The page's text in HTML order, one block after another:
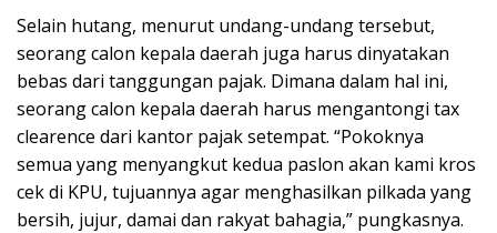
Selain hutang, menurut undang-undang tersebut,
seorang calon kepala daerah juga harus dinyatakan
bebas dari tanggungan pajak. Dimana dalam hal ini,
seorang calon kepala daerah harus mengantongi tax
clearence dari kantor pajak setempat. “Pokoknya
semua yang menyangkut kedua paslon akan kami kros
cek di KPU, tujuannya agar menghasilkan pilkada yang
bersih, jujur, damai dan rakyat bahagia,” pungkasnya.